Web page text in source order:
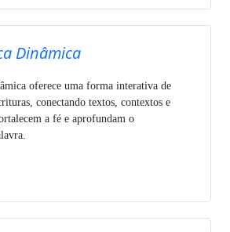
Dinâmica
oferece uma forma interativa de
conectando textos, contextos e
a fé e aprofundam o